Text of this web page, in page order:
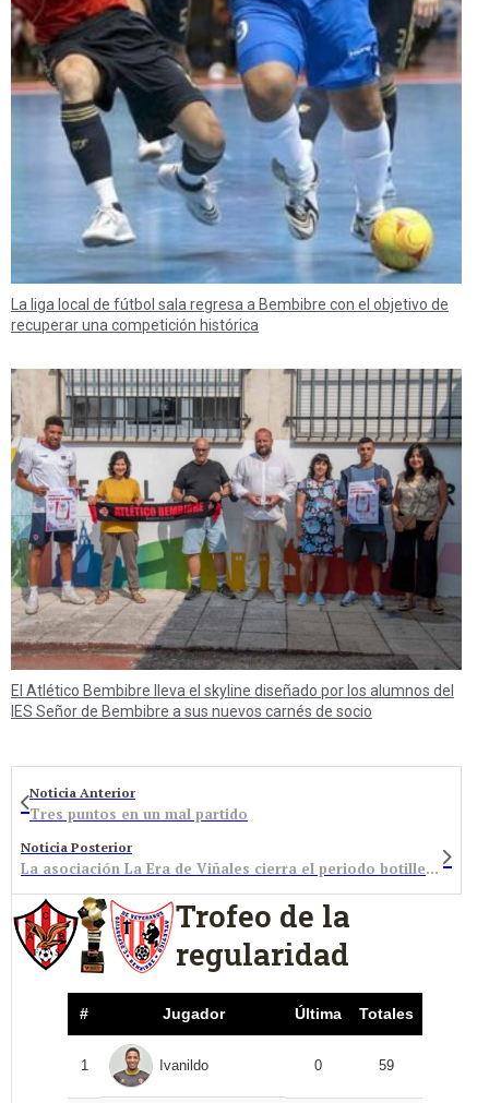
La liga local de fútbol sala regresa a Bembibre con el objetivo de
recuperar una competición histórica
El Atlético Bembibre lleva el skyline diseñado por los alumnos del
IES Señor de Bembibre a sus nuevos carnés de socio
Noticia Anterior
Tres puntos en un mal partido
Noticia Posterior
La asociación La Era de Viñales cierra el periodo botillero en El Bierzo
Trofeo de la
regularidad
# Jugador Última Totales
1 Ivanildo 0 59